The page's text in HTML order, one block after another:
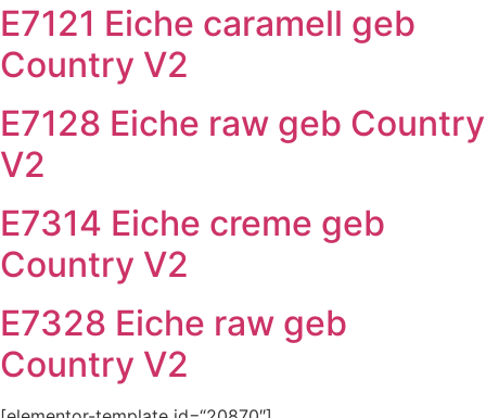
E7121 Eiche caramell geb
Country V2
E7128 Eiche raw geb Country
V2
E7314 Eiche creme geb
Country V2
E7328 Eiche raw geb
Country V2